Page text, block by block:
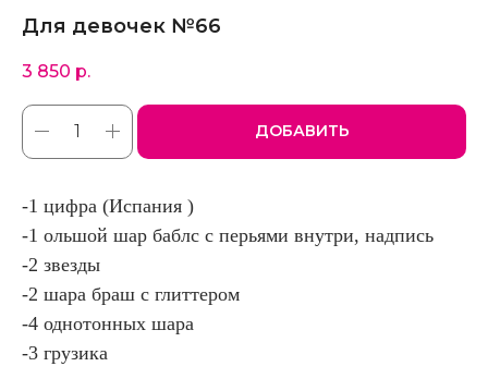
Для девочек №66
3 850 р.
ДОБАВИТЬ
-1 цифра (Испания )
-1 ольшой шар баблс с перьями внутри, надпись
-2 звезды
-2 шара браш с глиттером
-4 однотонных шара
-3 грузика